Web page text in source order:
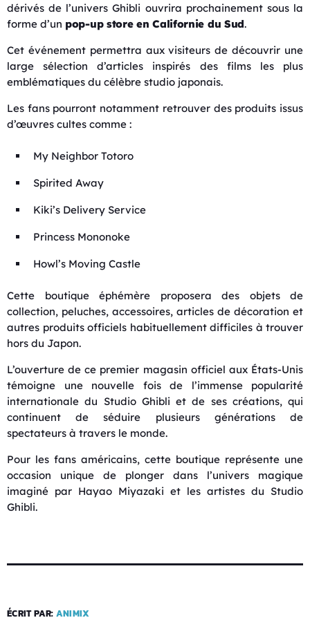
dérivés de l’univers Ghibli ouvrira prochainement sous la
forme d’un pop-up store en Californie du Sud.
Cet événement permettra aux visiteurs de découvrir une
large sélection d’articles inspirés des films les plus
emblématiques du célèbre studio japonais.
Les fans pourront notamment retrouver des produits issus
d’œuvres cultes comme :
My Neighbor Totoro
Spirited Away
Kiki’s Delivery Service
Princess Mononoke
Howl’s Moving Castle
Cette boutique éphémère proposera des objets de
collection, peluches, accessoires, articles de décoration et
autres produits officiels habituellement difficiles à trouver
hors du Japon.
L’ouverture de ce premier magasin officiel aux États-Unis
témoigne une nouvelle fois de l’immense popularité
internationale du Studio Ghibli et de ses créations, qui
continuent de séduire plusieurs générations de
spectateurs à travers le monde.
Pour les fans américains, cette boutique représente une
occasion unique de plonger dans l’univers magique
imaginé par Hayao Miyazaki et les artistes du Studio
Ghibli.
ÉCRIT PAR: ANIMIX